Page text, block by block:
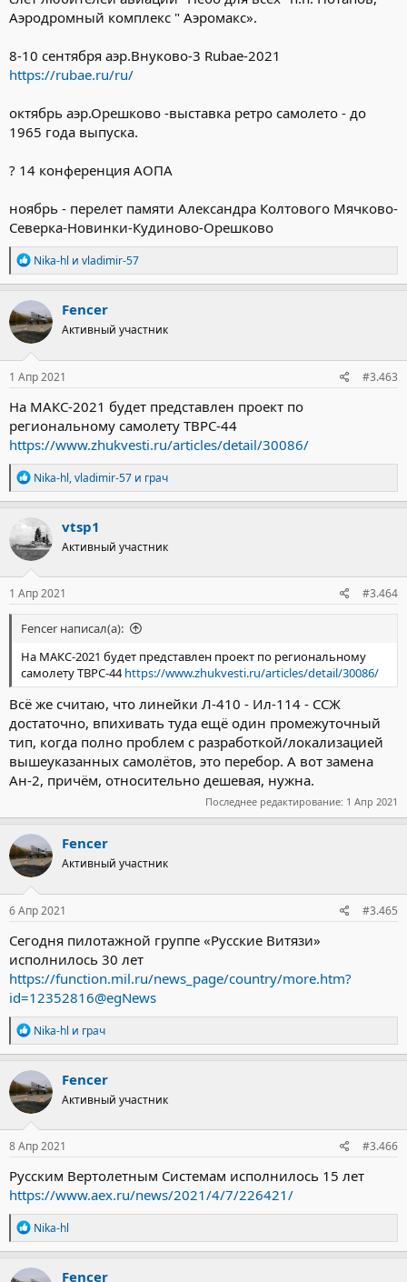
Аэродромный комплекс " Аэромакс».
8-10 сентября аэр.Внуково-3 Rubae-2021
https://rubae.ru/ru/
октябрь аэр.Орешково -выставка ретро самолето - до
1965 года выпуска.
? 14 конференция АОПА
ноябрь - перелет памяти Александра Колтового Мячково-
Северка-Новинки-Кудиново-Орешково
Р
е
а
к
ц
и
и
:
Nika-hl и vladimir-57
Fencer
Активный участник
1 Апр 2021 #3.463
На МАКС-2021 будет представлен проект по
региональному самолету ТВРС-44
https://www.zhukvesti.ru/articles/detail/30086/
Р
е
а
к
ц
и
и
:
Nika-hl,vladimir-57 и грач
vtsp1
Активный участник
1 Апр 2021 #3.464
Fencer написал(а):
На МАКС-2021 будет представлен проект по региональному
самолету ТВРС-44https://www.zhukvesti.ru/articles/detail/30086/
Всё же считаю, что линейки Л-410 - Ил-114 - CCЖ
достаточно, впихивать туда ещё один промежуточный
тип, когда полно проблем с разработкой/локализацией
вышеуказанных самолётов, это перебор. А вот замена
Ан-2, причём, относительно дешевая, нужна.
Последнее редактирование: 1 Апр 2021
Fencer
Активный участник
6 Апр 2021 #3.465
Сегодня пилотажной группе «Русские Витязи»
исполнилось 30 лет
https://function.mil.ru/news_page/country/more.htm?
id=12352816@egNews
Р
е
а
к
ц
и
и
:
Nika-hl и грач
Fencer
Активный участник
8 Апр 2021 #3.466
Русским Вертолетным Системам исполнилось 15 лет
https://www.aex.ru/news/2021/4/7/226421/
Р
е
а
к
Nika-hl
Fencer